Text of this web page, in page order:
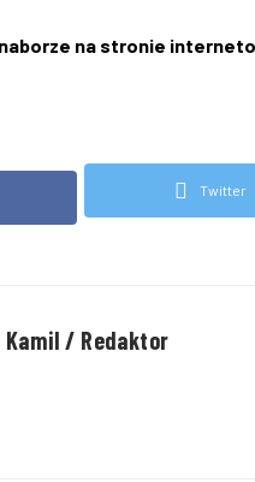
na stronie
Twitter
Kamil / Redaktor